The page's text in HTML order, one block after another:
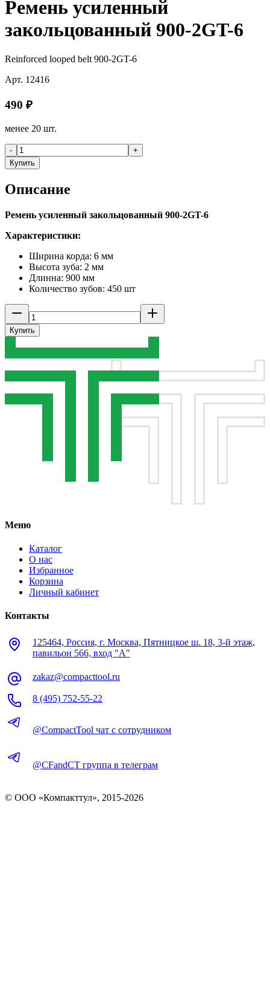
Ремень усиленный
закольцованный 900-2GT-6
Reinforced looped belt 900-2GT-6
Арт. 12416
490 ₽
менее 20 шт.
-
+
Купить
Описание
Ремень усиленный закольцованный 900-2GT-6
Характеристики:
Ширина корда: 6 мм
Высота зуба: 2 мм
Длинна: 900 мм
Количество зубов: 450 шт
Купить
Меню
Каталог
О нас
Избранное
Корзина
Личный кабинет
Контакты
125464, Россия, г. Москва, Пятницкое ш. 18, 3-й этаж,
павильон 566, вход "А"
zakaz@compacttool.ru
8 (495) 752-55-22
@CompactTool чат с сотрудником
@CFandCT группа в телеграм
© OOO «Компакттул», 2015-2026